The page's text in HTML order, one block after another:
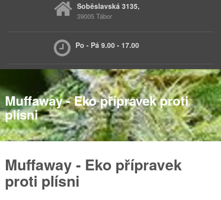
Soběslavská 3135,
39005 Tábor
Po - Pá 9.00 - 17.00
Muffaway - Eko přípravek proti
plísni
Muffaway - Eko přípravek
proti plísni